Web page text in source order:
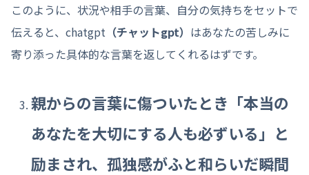
このように、状況や相手の言葉、自分の気持ちをセットで
伝えると、chatgpt （チャットgpt） はあなたの苦しみに
寄り添った具体的な言葉を返してくれるはずです。
親からの言葉に傷ついたとき「本当の
あなたを大切にする人も必ずいる」と
励まされ、孤独感がふと和らいだ瞬間